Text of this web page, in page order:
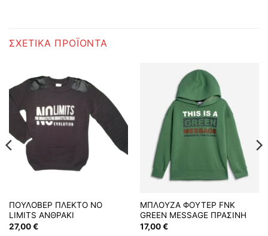
ΣΧΕΤΙΚΆ ΠΡΟΪΌΝΤΑ
ΠΟΥΛΟΒΕΡ ΠΛΕΚΤΟ NO
LIMITS ΑΝΘΡΑΚΙ
27,00€
ΜΠΛΟΥΖΑ ΦΟΥΤΕΡ FNK
GREEN MESSAGE ΠΡΑΣΙΝΗ
17,00€